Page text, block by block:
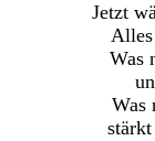
Jetzt
Was
Was